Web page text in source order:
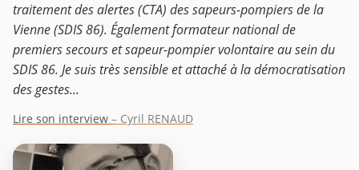
traitement des alertes (CTA) des sapeurs-pompiers de la
Vienne (SDIS 86). Également formateur national de
premiers secours et sapeur-pompier volontaire au sein du
SDIS 86. Je suis très sensible et attaché à la démocratisation
des gestes...
Lire son interview – Cyril RENAUD